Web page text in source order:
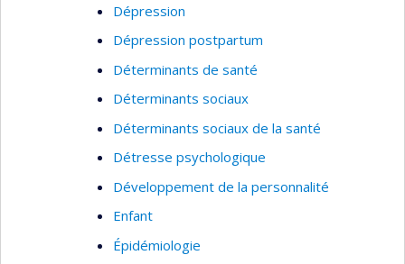
Dépression
Dépression postpartum
Déterminants de santé
Déterminants sociaux
Déterminants sociaux de la santé
Détresse psychologique
Développement de la personnalité
Enfant
Épidémiologie